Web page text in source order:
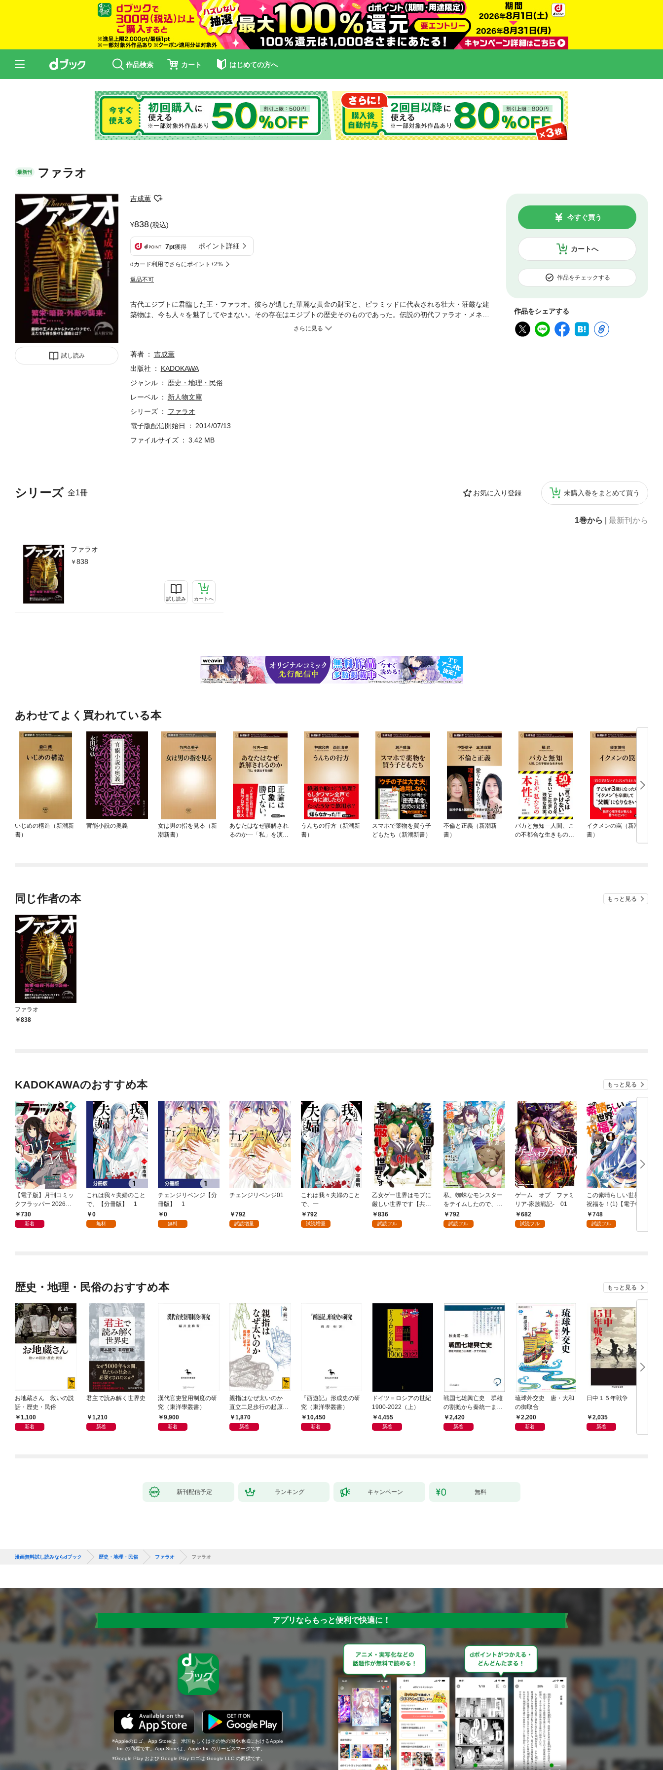
作品検索 カート はじめての方へ
最新刊 ファラオ
試し読み
吉成薫
838(税込)
7pt獲得 ポイント詳細
dカード利用でさらにポイント+2%
返品不可
カートへ
今すぐ買う
作品をチェックする
作品をシェアする
シリーズ 全1冊 お気に入り登録 未購入巻をまとめて買う
1巻から 最新刊から
ファラオ
838
試し読み カートへ
古代エジプトに君臨した王・ファラオ。彼らが遺した華麗な黄金の財宝と、ピラミッドに代表される壮大・荘厳な建
築物は、今も人々を魅了してやまない。その存在はエジプトの歴史そのものであった。伝説の初代ファラオ・メネ
ス、最大のピラミッドに眠るクフ、平和を築いた女王ハトシェプスト、宗教改革を行ったアクエンアテン、黄金のマ
著者
吉成薫
出版社
KADOKAWA
ジャンル
歴史・地理・民俗
レーベル
新人物文庫
シリーズ
ファラオ
電子版配信開始日
2014/07/13
ファイルサイズ
3.42 MB
あわせてよく買われている本
いじめの構造（新潮新
書）
官能小説の奥義
女は男の指を見る（新
潮新書）
あなたはなぜ誤解され
るのか—「私」を演出
うんちの行方（新潮新
書）
スマホで薬物を買う子
どもたち（新潮新書）
不倫と正義（新潮新
書）
バカと無知—人間、こ
の不都合な生きもの—
イクメンの罠（新潮新
書）
同じ作者の本 もっと見る
ファラオ
838
KADOKAWAのおすすめ本 もっと見る
【電子版】月刊コミッ
クフラッパー 2026年9
月号730
新着
これは我々夫婦のこと
で、【分冊版】 1
0
無料
チェンジリベンジ【分
冊版】 1
0
無料
チェンジリベンジ01
792
試読増量
これは我々夫婦のこと
で、一
792
試読増量
乙女ゲー世界はモブに
厳しい世界です【共和
国編】 ０１
836
試読フル
私、蜘蛛なモンスター
をテイムしたので、ス
パイダーシルクで裁縫
を頑張ります！ 1
792
試読フル
ゲーム オブ ファミ
リア-家族戦記- 01
682
試読フル
この素晴らしい世界に
祝福を！(1)【電子特別
版】748
試読フル
歴史・地理・民俗のおすすめ本 もっと見る
お地蔵さん 救いの説
話・歴史・民俗
1,100
新着
君主で読み解く世界史
1,210
新着
漢代官吏登用制度の研
究（東洋學叢書）
9,900
新着
親指はなぜ太いのか
直立二足歩行の起原に
迫る1,870
新着
『西遊記』形成史の研
究（東洋學叢書）
10,450
新着
ドイツ＝ロシアの世紀
1900-2022（上）
4,455
新着
戦国七雄興亡史 群雄
の割拠から秦統一まで
の道程
2,420
新着
琉球外交史 唐・大和
の御取合
2,200
新着
日中１５年戦争
2,035
新着
新刊配信予定 ランキング キャンペーン 無料
漫画無料試し読みならdブック 歴史・地理・民俗 ファラオ ファラオ
アプリならもっと便利で快適に！
Appleのロゴ、App Storeは、米国もしくはその他の国や地域におけるApple
Inc.の商標です。App Storeは、Apple Inc.のサービスマークです。
Google Play および Google Play ロゴは Google LLC の商標です。